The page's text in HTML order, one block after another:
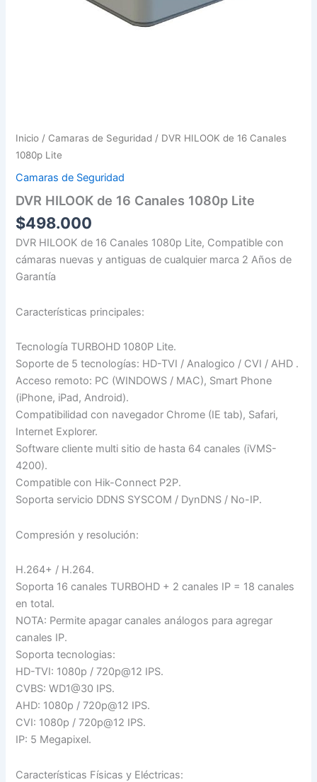
Inicio / Camaras de Seguridad / DVR HILOOK de 16 Canales
1080p Lite
Camaras de Seguridad
DVR HILOOK de 16 Canales 1080p Lite
$498.000
DVR HILOOK de 16 Canales 1080p Lite, Compatible con
cámaras nuevas y antiguas de cualquier marca 2 Años de
Garantía
Características principales:
Tecnología TURBOHD 1080P Lite.
Soporte de 5 tecnologías: HD-TVI / Analogico / CVI / AHD .
Acceso remoto: PC (WINDOWS / MAC), Smart Phone
(iPhone, iPad, Android).
Compatibilidad con navegador Chrome (IE tab), Safari,
Internet Explorer.
Software cliente multi sitio de hasta 64 canales (iVMS-
4200).
Compatible con Hik-Connect P2P.
Soporta servicio DDNS SYSCOM / DynDNS / No-IP.
Compresión y resolución:
H.264+ / H.264.
Soporta 16 canales TURBOHD + 2 canales IP = 18 canales
en total.
NOTA: Permite apagar canales análogos para agregar
canales IP.
Soporta tecnologias:
HD-TVI: 1080p / 720p@12 IPS.
CVBS: WD1@30 IPS.
AHD: 1080p / 720p@12 IPS.
CVI: 1080p / 720p@12 IPS.
IP: 5 Megapixel.
Características Físicas y Eléctricas: